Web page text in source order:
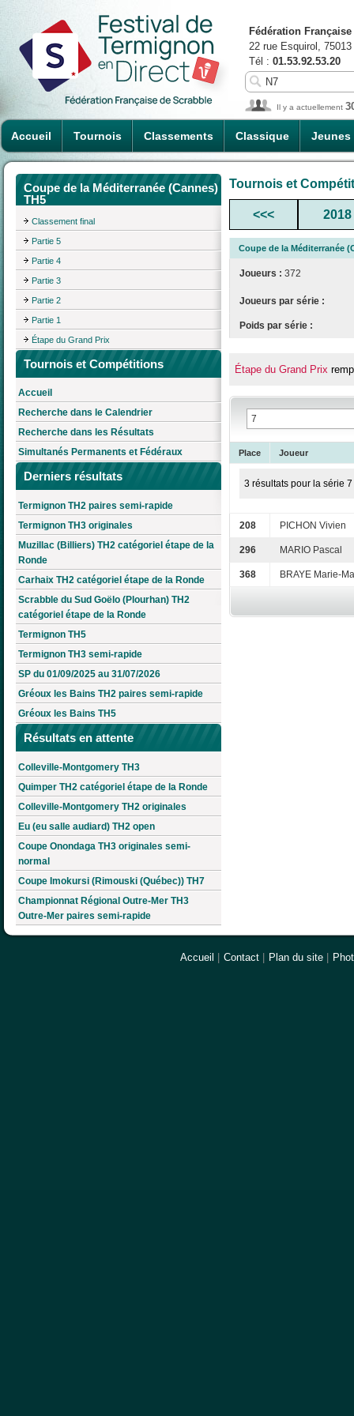
Accueil Tournois Classements Classique Jeunes
Fédération
22 rue Esquirol,
Tél : 01.53.92.53.20
Il y a actuellement
Coupe de la Méditerranée (Cannes)
TH5
Classement final
Partie 5
Partie 4
Partie 3
Partie 2
Partie 1
Étape du Grand Prix
Tournois et Compétitions
Accueil
Recherche dans le Calendrier
Recherche dans les Résultats
Simultanés Permanents et Fédéraux
Derniers résultats
Termignon TH2 paires semi-rapide
Termignon TH3 originales
Muzillac (Billiers) TH2 catégoriel étape de la
Ronde
Carhaix TH2 catégoriel étape de la Ronde
Scrabble du Sud Goëlo (Plourhan) TH2
catégoriel étape de la Ronde
Termignon TH5
Termignon TH3 semi-rapide
SP du 01/09/2025 au 31/07/2026
Gréoux les Bains TH2 paires semi-rapide
Gréoux les Bains TH5
Résultats en attente
Colleville-Montgomery TH3
Quimper TH2 catégoriel étape de la Ronde
Colleville-Montgomery TH2 originales
Eu (eu salle audiard) TH2 open
Coupe Onondaga TH3 originales semi-
normal
Coupe Imokursi (Rimouski (Québec)) TH7
Championnat Régional Outre-Mer TH3
Outre-Mer paires semi-rapide
Tournois et
<<< 2018
Coupe de la Méditerranée
Joueurs : 372
Joueurs par série :
Poids par série :
Étape du Grand Prix
Place Joueur
3 résultats pour la série 7
208 PICHON Vivien
296 MARIO Pascal
368 BRAYE Marie-
Accueil Contact Plan du site